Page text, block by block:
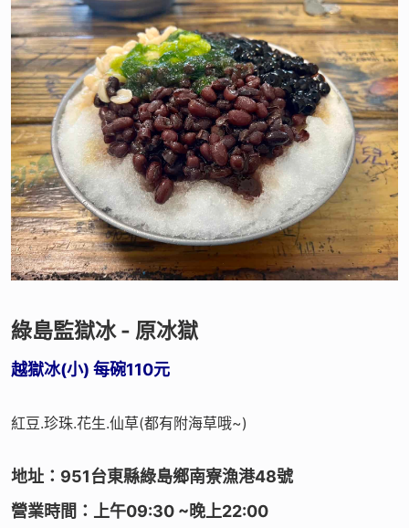
綠島監獄冰 - 原冰獄
越獄冰(小) 每碗110元
紅豆.珍珠.花生.仙草(都有附海草哦~)
地址：951台東縣綠島鄉南寮漁港48號
營業時間：上午09:30 ~晚上22:00